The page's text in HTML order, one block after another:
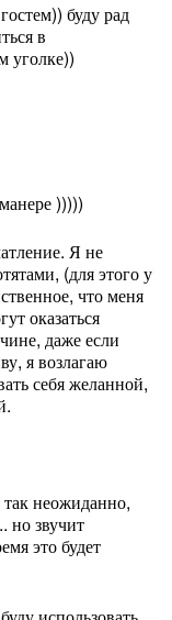
буду рад
в
уголке))
)))))
Я не
(для этого у
что меня
оказаться
даже если
я возлагаю
себя желанной,
неожиданно,
но звучит
это будет